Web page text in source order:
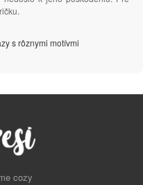
s rôznymi motívmi
cozy